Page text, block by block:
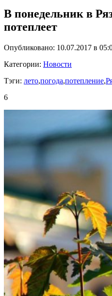
В понедельник в
потеплеет
Опубликовано: 10.07.2017 в
Категории: Новости
Тэги: лето,погода,потепление,
6